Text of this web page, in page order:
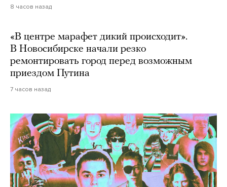
8 часов назад
«В центре марафет дикий происходит».
В Новосибирске начали резко
ремонтировать город перед возможным
приездом Путина
7 часов назад